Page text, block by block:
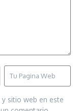
sitio web en este